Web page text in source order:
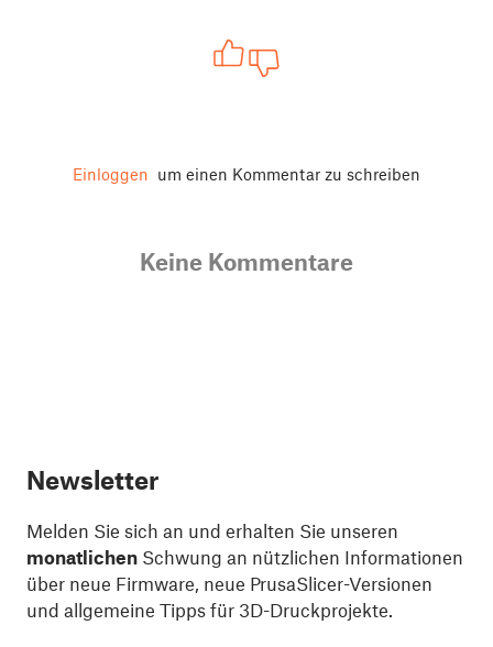
Einloggen um einen Kommentar zu schreiben
Keine Kommentare
Newsletter
Melden Sie sich an und erhalten Sie unseren
monatlichen Schwung an nützlichen Informationen
über neue Firmware, neue PrusaSlicer-Versionen
und allgemeine Tipps für 3D-Druckprojekte.